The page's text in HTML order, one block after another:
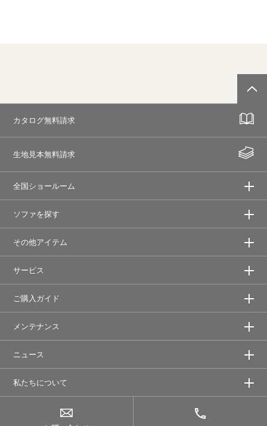
カタログ無料請求
生地見本無料請求
全国ショールーム
ソファを探す
その他アイテム
サービス
ご購入ガイド
メンテナンス
ニュース
私たちについて